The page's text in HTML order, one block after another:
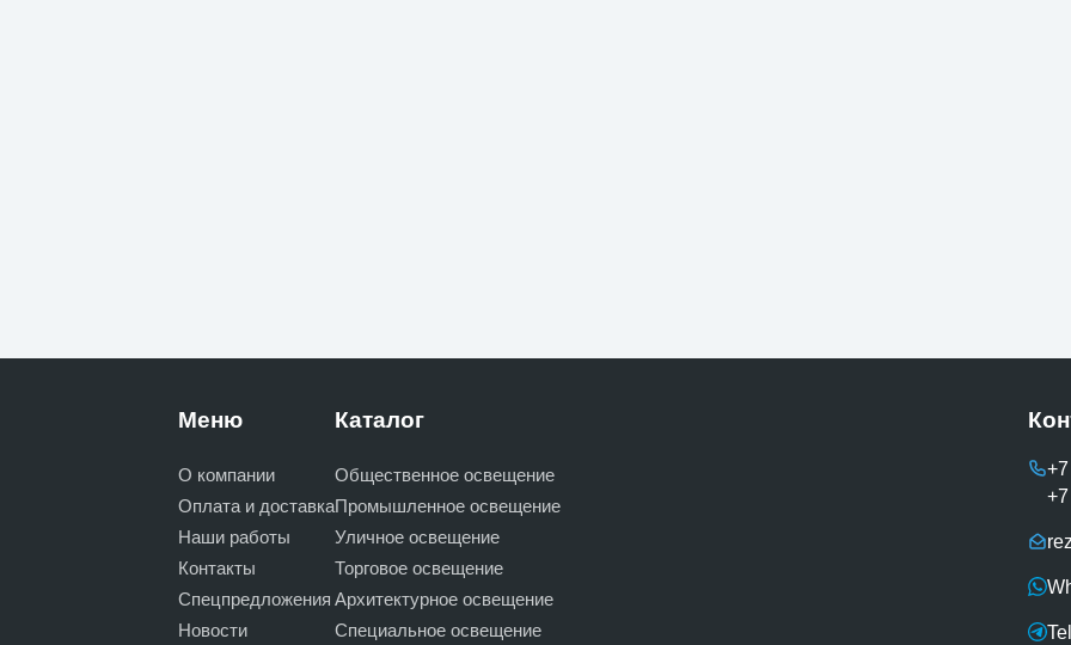
Меню
О компании
Оплата и доставка
Наши работы
Контакты
Спецпредложения
Новости
Каталог
Общественное освещение
Промышленное освещение
Уличное освещение
Торговое освещение
Архитектурное освещение
Специальное освещение